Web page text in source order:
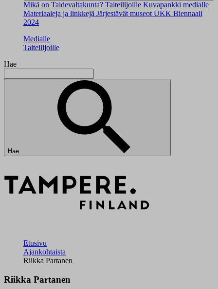
Mikä on Taidevaltakunta? Taiteilijoille Kuvapankki medialle
Materiaaleja ja linkkejä Järjestävät museot UKK Biennaali
2024
Medialle
Taiteilijoille
Hae
Hae
Etusivu
Ajankohtaista
Riikka Partanen
Riikka Partanen